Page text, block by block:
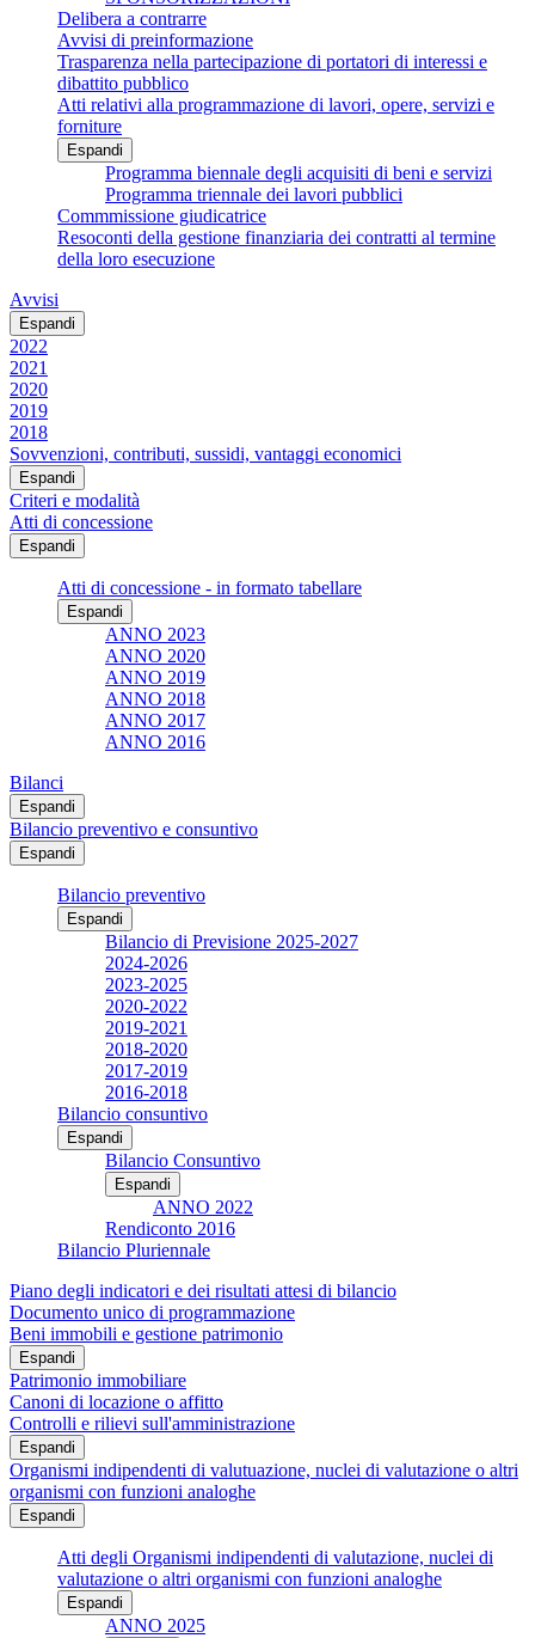
Delibera a contrarre
Avvisi di preinformazione
Trasparenza nella partecipazione di portatori di interessi e
dibattito pubblico
Atti relativi alla programmazione di lavori, opere, servizi e
forniture
Espandi
Programma biennale degli acquisiti di beni e servizi
Programma triennale dei lavori pubblici
Commmissione giudicatrice
Resoconti della gestione finanziaria dei contratti al termine
della loro esecuzione
Avvisi
Espandi
2022
2021
2020
2019
2018
Sovvenzioni, contributi, sussidi, vantaggi economici
Espandi
Criteri e modalità
Atti di concessione
Espandi
Atti di concessione - in formato tabellare
Espandi
ANNO 2023
ANNO 2020
ANNO 2019
ANNO 2018
ANNO 2017
ANNO 2016
Bilanci
Espandi
Bilancio preventivo e consuntivo
Espandi
Bilancio preventivo
Espandi
Bilancio di Previsione 2025-2027
2024-2026
2023-2025
2020-2022
2019-2021
2018-2020
2017-2019
2016-2018
Bilancio consuntivo
Espandi
Bilancio Consuntivo
Espandi
ANNO 2022
Rendiconto 2016
Bilancio Pluriennale
Piano degli indicatori e dei risultati attesi di bilancio
Documento unico di programmazione
Beni immobili e gestione patrimonio
Espandi
Patrimonio immobiliare
Canoni di locazione o affitto
Controlli e rilievi sull'amministrazione
Espandi
Organismi indipendenti di valutuazione, nuclei di valutazione o altri
organismi con funzioni analoghe
Espandi
Atti degli Organismi indipendenti di valutazione, nuclei di
valutazione o altri organismi con funzioni analoghe
Espandi
ANNO 2025